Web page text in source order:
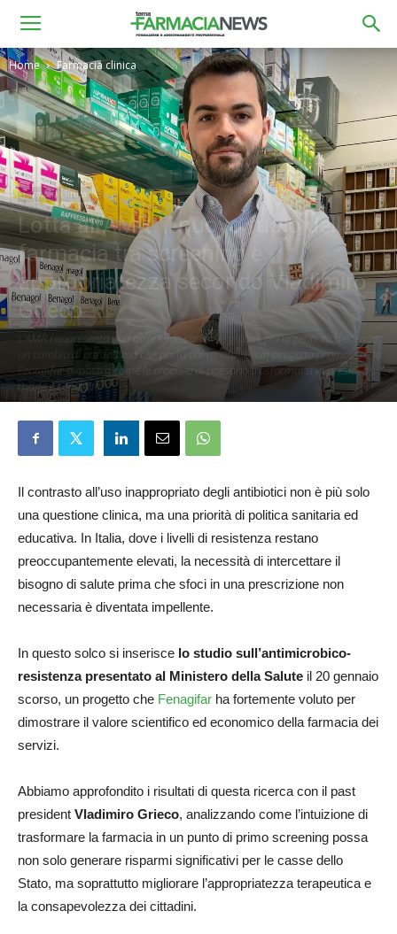
Home Farmacia clinica
Farmacia clinica
Lotta all’AMR: il nuovo ruolo della
farmacia tra screening e
appropriatezza secondo Vladimiro
Grieco
L’AMR rappresenta una delle sfide sanitarie globali più urgenti, richiedendo
un cambio di paradigma che parta dal territorio. Un progetto promosso da
Fenagifar dimostra come le croci verdi possano trasformarsi in presidi di
triage e controllo
Il contrasto all’uso inappropriato degli antibiotici non è più solo
una questione clinica, ma una priorità di politica sanitaria ed
educativa. In Italia, dove i livelli di resistenza restano
preoccupantemente elevati, la necessità di intercettare il
bisogno di salute prima che sfoci in una prescrizione non
necessaria è diventata impellente.
In questo solco si inserisce lo studio sull’antimicrobico-
resistenza presentato al Ministero della Salute il 20 gennaio
scorso, un progetto che Fenagifar ha fortemente voluto per
dimostrare il valore scientifico ed economico della farmacia dei
servizi.
Abbiamo approfondito i risultati di questa ricerca con il past
president Vladimiro Grieco, analizzando come l’intuizione di
trasformare la farmacia in un punto di primo screening possa
non solo generare risparmi significativi per le casse dello
Stato, ma soprattutto migliorare l’appropriatezza terapeutica e
la consapevolezza dei cittadini.